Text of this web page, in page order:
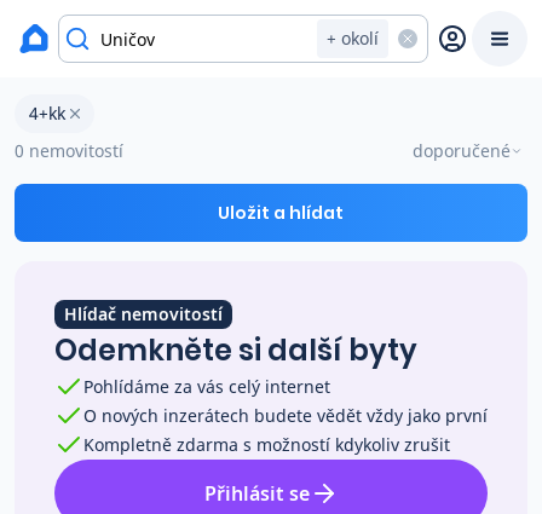
+ okolí
Prodat
Prodej s Reas.cz
Ceny prodaných nemovitostí
Okamžitý výkup
Přehled realitních makléřů
okres Olomouc
Byty 4+kk na prodej Uničov
4+kk
0 nemovitostí
doporučené
Uložit a hlídat
Hlídač nemovitostí
Odemkněte si další byty
Pohlídáme za vás celý internet
O nových inzerátech budete vědět vždy jako první
Kompletně zdarma s možností kdykoliv zrušit
Přihlásit se